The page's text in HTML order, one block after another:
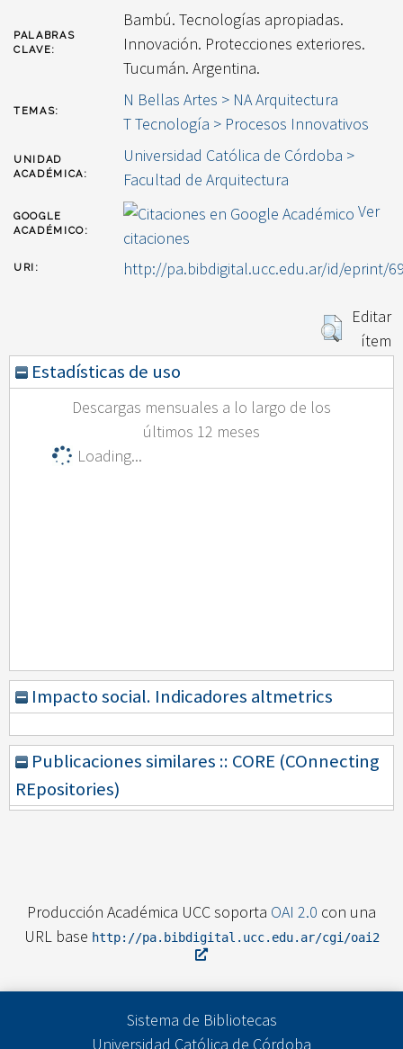
PALABRAS
CLAVE:
Bambú. Tecnologías apropiadas.
Innovación. Protecciones exteriores.
Tucumán. Argentina.
TEMAS:
N Bellas Artes > NA Arquitectura
T Tecnología > Procesos Innovativos
UNIDAD
ACADÉMICA:
Universidad Católica de Córdoba >
Facultad de Arquitectura
GOOGLE
ACADÉMICO:
Ver
citaciones
URI: http://pa.bibdigital.ucc.edu.ar/id/eprint/
Editar
ítem
Estadísticas de uso
Descargas mensuales a lo largo de los
últimos 12 meses
Loading...
Impacto social. Indicadores altmetrics
Publicaciones similares :: CORE (COnnecting
REpositories)
Producción Académica UCC soporta OAI 2.0 con una
URL base http://pa.bibdigital.ucc.edu.ar/cgi/oai2
Sistema de Bibliotecas
Universidad Católica de Córdoba